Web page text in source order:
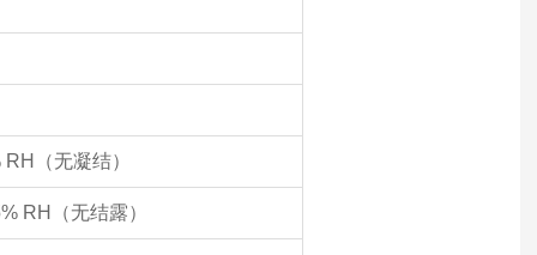
（无凝结）
RH（无结露）